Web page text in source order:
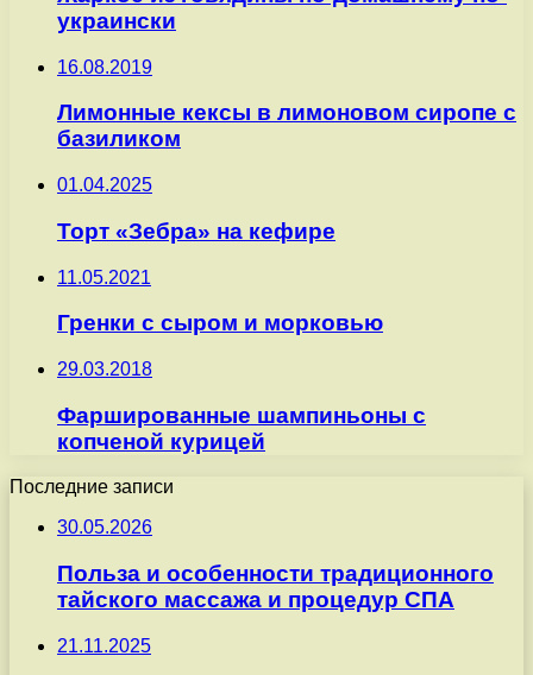
украински
16.08.2019
Лимонные кексы в лимоновом сиропе с
базиликом
01.04.2025
Торт «Зебра» на кефире
11.05.2021
Гренки с сыром и морковью
29.03.2018
Фаршированные шампиньоны с
копченой курицей
Последние записи
30.05.2026
Польза и особенности традиционного
тайского массажа и процедур СПА
21.11.2025